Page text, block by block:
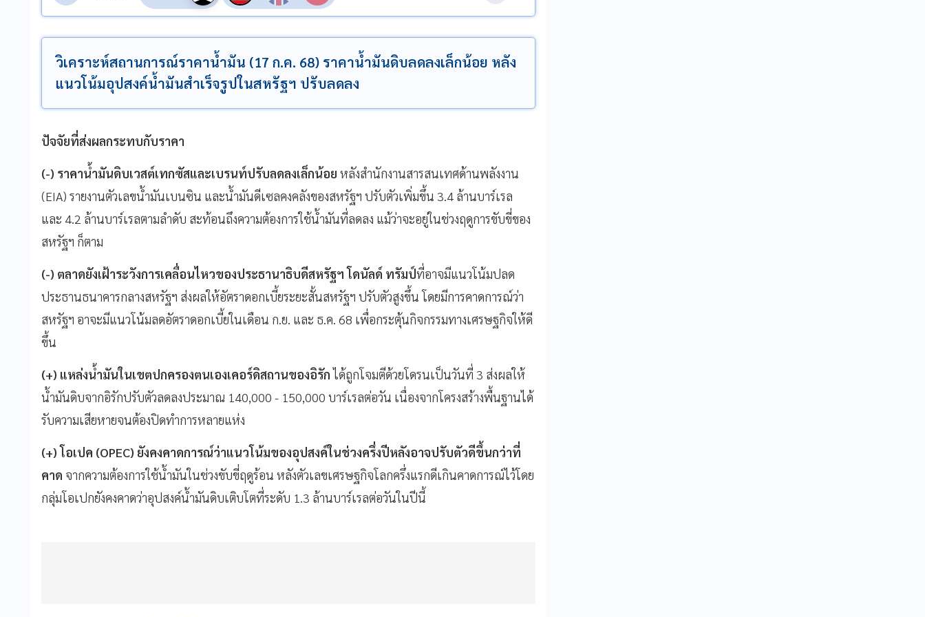
วิเคราะห์สถานการณ์ราคาน้ำมัน (17 ก.ค. 68) ราคาน้ำมันดิบลดลงเล็กน้อย หลัง
แนวโน้มอุปสงค์น้ำมันสำเร็จรูปในสหรัฐฯ ปรับลดลง
ปัจจัยที่ส่งผลกระทบกับราคา
(-) ราคาน้ำมันดิบเวสต์เทกซัสและเบรนท์ปรับลดลงเล็กน้อย หลังสำนักงานสารสนเทศด้านพลังงาน
(EIA) รายงานตัวเลขน้ำมันเบนซิน และน้ำมันดีเซลคงคลังของสหรัฐฯ ปรับตัวเพิ่มขึ้น 3.4 ล้านบาร์เรล
และ 4.2 ล้านบาร์เรลตามลำดับ สะท้อนถึงความต้องการใช้น้ำมันที่ลดลง แม้ว่าจะอยู่ในช่วงฤดูการขับขี่ของ
สหรัฐฯ ก็ตาม
(-) ตลาดยังเฝ้าระวังการเคลื่อนไหวของประธานาธิบดีสหรัฐฯ โดนัลด์ ทรัมป์ที่อาจมีแนวโน้มปลด
ประธานธนาคารกลางสหรัฐฯ ส่งผลให้อัตราดอกเบี้ยระยะสั้นสหรัฐฯ ปรับตัวสูงขึ้น โดยมีการคาดการณ์ว่า
สหรัฐฯ อาจะมีแนวโน้มลดอัตราดอกเบี้ยในเดือน ก.ย. และ ธ.ค. 68 เพื่อกระตุ้นกิจกรรมทางเศรษฐกิจให้ดี
ขึ้น
(+) แหล่งน้ำมันในเขตปกครองตนเองเคอร์ดิสถานของอิรักได้ถูกโจมตีด้วยโดรนเป็นวันที่ 3 ส่งผลให้
น้ำมันดิบจากอิรักปรับตัวลดลงประมาณ 140,000 - 150,000 บาร์เรลต่อวัน เนื่องจากโครงสร้างพื้นฐานได้
รับความเสียหายจนต้องปิดทำการหลายแห่ง
(+) โอเปค (OPEC) ยังคงคาดการณ์ว่าแนวโน้มของอุปสงค์ในช่วงครึ่งปีหลังอาจปรับตัวดีขึ้นกว่าที่
คาด จากความต้องการใช้น้ำมันในช่วงขับขี่ฤดูร้อน หลังตัวเลขเศรษฐกิจโลกครึ่งแรกดีเกินคาดการณ์ไว้โดย
กลุ่มโอเปกยังคงคาดว่าอุปสงค์น้ำมันดิบเติบโตที่ระดับ 1.3 ล้านบาร์เรลต่อวันในปีนี้